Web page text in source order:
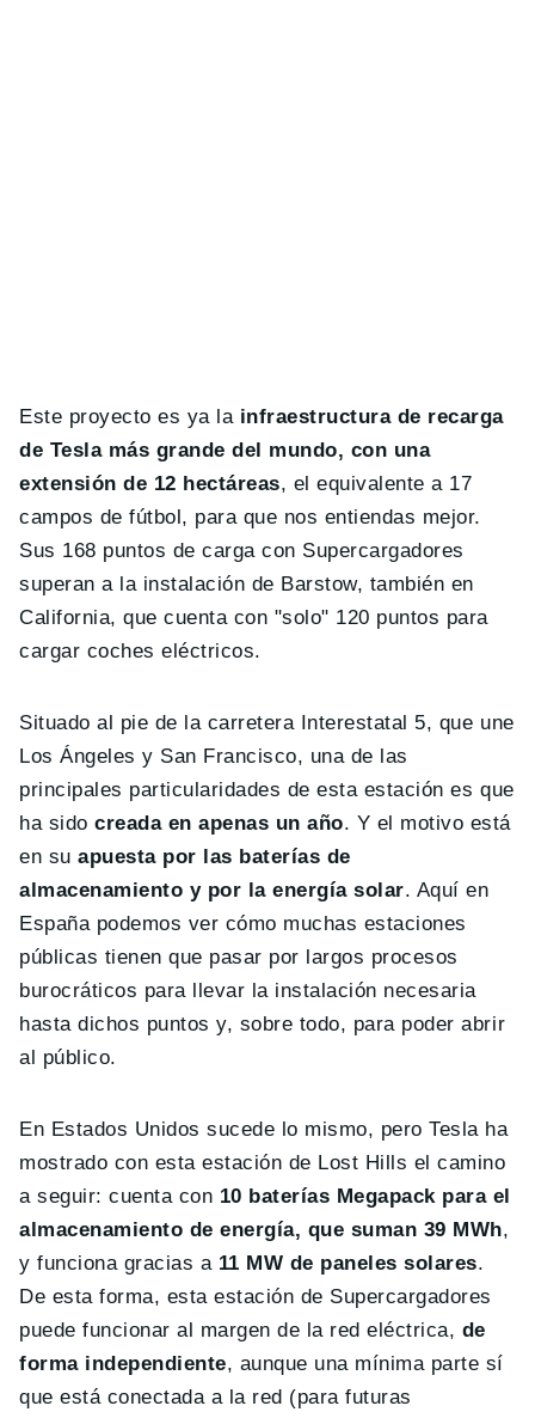
Este proyecto es ya la infraestructura de recarga
de Tesla más grande del mundo, con una
extensión de 12 hectáreas, el equivalente a 17
campos de fútbol, para que nos entiendas mejor.
Sus 168 puntos de carga con Supercargadores
superan a la instalación de Barstow, también en
California, que cuenta con "solo" 120 puntos para
cargar coches eléctricos.
Situado al pie de la carretera Interestatal 5, que une
Los Ángeles y San Francisco, una de las
principales particularidades de esta estación es que
ha sidocreada en apenas un año. Y el motivo está
en suapuesta por las baterías de
almacenamiento y por la energía solar. Aquí en
España podemos ver cómo muchas estaciones
públicas tienen que pasar por largos procesos
burocráticos para llevar la instalación necesaria
hasta dichos puntos y, sobre todo, para poder abrir
al público.
En Estados Unidos sucede lo mismo, pero Tesla ha
mostrado con esta estación de Lost Hills el camino
a seguir: cuenta con 10 baterías Megapack para el
almacenamiento de energía, que suman 39 MWh,
y funciona gracias a 11 MW de paneles solares.
De esta forma, esta estación de Supercargadores
puede funcionar al margen de la red eléctrica, de
forma independiente, aunque una mínima parte sí
que está conectada a la red (para futuras